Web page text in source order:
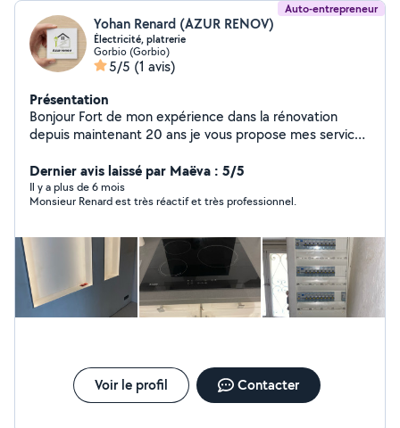
Auto-entrepreneur
Yohan Renard (AZUR RENOV)
Électricité, platrerie
Gorbio (Gorbio)
5/5 (1 avis)
Présentation
Bonjour Fort de mon expérience dans la rénovation
depuis maintenant 20 ans je vous propose mes services
de tout vos projets (électricité,sanitaire,posé de ba
13,enduits,peinture,parquet ect) N hésitez pas à me
contacter Bonne journée
Dernier avis laissé par Maëva : 5/5
Il y a plus de 6 mois
Monsieur Renard est très réactif et très professionnel.
Voir le profil Contacter